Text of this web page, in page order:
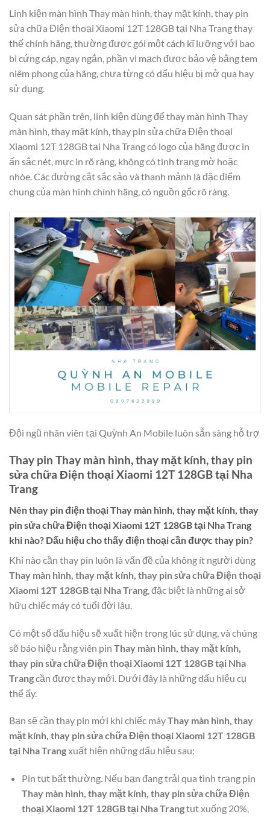
Linh kiện màn hình Thay màn hình, thay mặt kính, thay pin
sửa chữa Điện thoại Xiaomi 12T 128GB tại Nha Trang thay
thế chính hãng, thường được gói một cách kĩ lưỡng với bao
bì cứng cáp, ngay ngắn, phần vi mạch được bảo vệ bằng tem
niêm phong của hãng, chưa từng có dấu hiệu bị mở qua hay
sử dụng.
Quan sát phần trên, linh kiện dùng để thay màn hình Thay
màn hình, thay mặt kính, thay pin sửa chữa Điện thoại
Xiaomi 12T 128GB tại Nha Trang có logo của hãng được in
ấn sắc nét, mực in rõ ràng, không có tình trạng mờ hoặc
nhòe. Các đường cắt sắc sảo và thanh mảnh là đặc điểm
chung của màn hình chính hãng, có nguồn gốc rõ ràng.
Đội ngũ nhân viên tại Quỳnh An Mobile luôn sẵn sàng hỗ trợ
Thay pin Thay màn hình, thay mặt kính, thay pin
sửa chữa Điện thoại Xiaomi 12T 128GB tại Nha
Trang
Nên thay pin điện thoạiThay màn hình, thay mặt kính, thay
pin sửa chữa Điện thoại Xiaomi 12T 128GB tại Nha Trang
khi nào? Dấu hiệu cho thấy điện thoại cần được thay pin?
Khi nào cần thay pin luôn là vấn đề của không ít người dùng
Thay màn hình, thay mặt kính, thay pin sửa chữa Điện thoại
Xiaomi 12T 128GB tại Nha Trang, đặc biệt là những ai sở
hữu chiếc máy có tuổi đời lâu.
Có một số dấu hiệu sẽ xuất hiện trong lúc sử dụng, và chúng
sẽ báo hiệu rằng viên pin Thay màn hình, thay mặt kính,
thay pin sửa chữa Điện thoại Xiaomi 12T 128GB tại Nha
Trangcần được thay mới. Dưới đây là những dấu hiệu cụ
thể ấy.
Bạn sẽ cần thay pin mới khi chiếc máyThay màn hình, thay
mặt kính, thay pin sửa chữa Điện thoại Xiaomi 12T 128GB
tại Nha Trangxuất hiện những dấu hiệu sau:
Pin tụt bất thường. Nếu bạn đang trải qua tình trạng pin
Thay màn hình, thay mặt kính, thay pin sửa chữa Điện
thoại Xiaomi 12T 128GB tại Nha Trangtụt xuống 20%,